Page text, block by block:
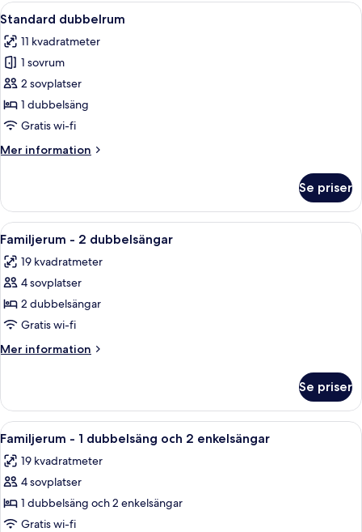
enkelsängar
Öppna
alla
foton
för
Standard
dubbelrum
Ett hotellrum med en säng, en
4
Standard dubbelrum
11 kvadratmeter
1 sovrum
2 sovplatser
1 dubbelsäng
Gratis wi-fi
Mer information
Mer
dubbelrum
Se priser
Öppna
alla
foton
för
Familjerum
-
2
dubbelsängar
Ett hotellrum med en stor säng, ett
4
Familjerum - 2 dubbelsängar
19 kvadratmeter
4 sovplatser
2 dubbelsängar
Gratis wi-fi
Mer information
Mer
-
dubbelsängar
Se priser
Öppna
alla
foton
för
Familjerum
-
Ett hotellrum med två sängar, ett
4
Familjerum - 1 dubbelsäng och 2 enkelsängar
19 kvadratmeter
4 sovplatser
1 dubbelsäng och 2 enkelsängar
Gratis wi-fi